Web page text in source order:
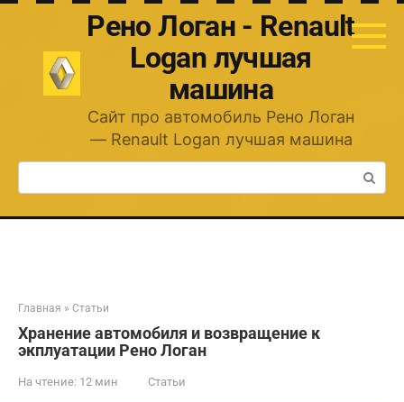
Перейти
Рено Логан - Renault
Logan лучшая
машина
Сайт про автомобиль Рено Логан
— Renault Logan лучшая машина
Поиск:
Главная » Статьи
Хранение автомобиля и возвращение к
экплуатации Рено Логан
На чтение: 12 мин Статьи